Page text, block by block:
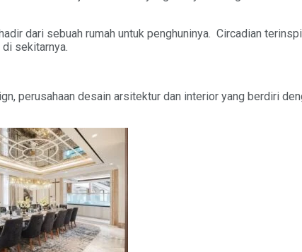
dari sebuah rumah untuk penghuninya. Circadian
sekitarnya.
perusahaan desain arsitektur dan interior yang berdiri